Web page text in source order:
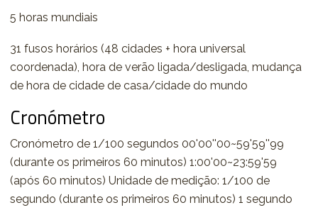
5 horas mundiais
31 fusos horários (48 cidades + hora universal
coordenada), hora de verão ligada/desligada, mudança
de hora de cidade de casa/cidade do mundo
Cronómetro
Cronómetro de 1/100 segundos 00'00''00~59'59''99
(durante os primeiros 60 minutos) 1:00'00~23:59'59
(após 60 minutos) Unidade de medição: 1/100 de
segundo (durante os primeiros 60 minutos) 1 segundo